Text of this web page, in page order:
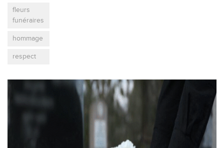
fleurs
funéraires
hommage
respect